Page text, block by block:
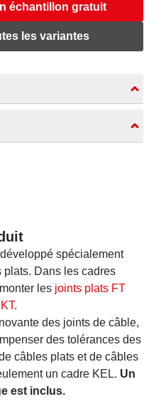
échantillon gratuit
les variantes
spécialement
plats. Dans les cadres
les joints plats FT
.
des joints de câble,
des tolérances des
câbles plats et de câbles
un cadre KEL. Un
est inclus.